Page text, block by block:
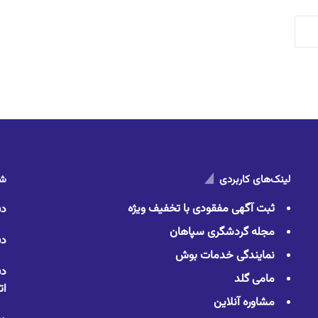
لینک‌های کاربردی
ثبت آگهی مفقودی با تخفیف ویژه
مجله گردشگری سپاهان
نمایندگی خدمات بوش
مامی گلد
مشاوره آنلاین